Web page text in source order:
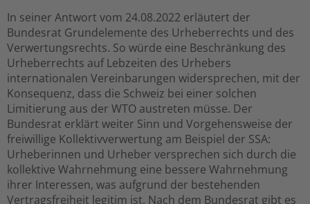
In seiner Antwort vom 24.08.2022 erläutert der
Bundesrat Grundelemente des Urheberrechts und des
Verwertungsrechts. So würde eine Beschränkung des
Urheberrechts auf Lebzeiten des Urhebers
internationalen Vereinbarungen widersprechen, mit der
Konsequenz, dass die Schweiz bei einer solchen
Limitierung aus der WTO austreten müsse. Der
Bundesrat erklärt weiter Sinn und Vorgehensweise der
freiwillige Kollektivverwertung am Beispiel der SSA:
Urheberinnen und Urheber versprechen sich durch die
kollektive Wahrnehmung eine bessere Wahrnehmung
ihrer Interessen, was aufgrund der bestehenden
Vertragsfreiheit legitim ist. Nach dem Bundesrat gibt es